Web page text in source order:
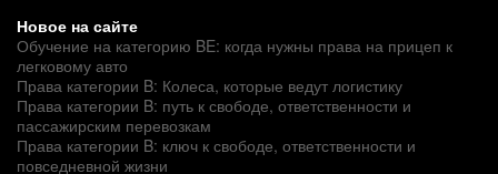
Новое на сайте
Обучение на категорию BE: когда нужны права на прицеп к
легковому авто
Права категории B: Колеса, которые ведут логистику
Права категории B: путь к свободе, ответственности и
пассажирским перевозкам
Права категории B: ключ к свободе, ответственности и
повседневной жизни